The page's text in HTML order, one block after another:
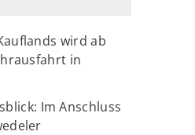
wird ab
in
Im Anschluss